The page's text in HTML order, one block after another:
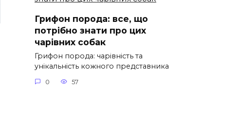
Грифон порода: все, що
потрібно знати про цих
чарівних собак
Грифон порода: чарівність та
унікальність кожного представника
0 57